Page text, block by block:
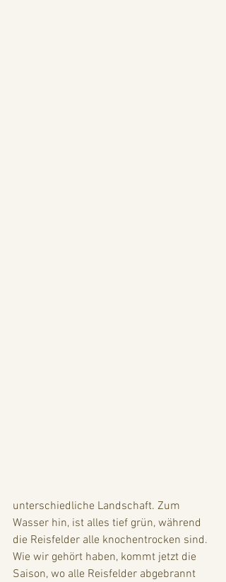
unterschiedliche Landschaft. Zum
Wasser hin, ist alles tief grün, während
die Reisfelder alle knochentrocken sind.
Wie wir gehört haben, kommt jetzt die
Saison, wo alle Reisfelder abgebrannt